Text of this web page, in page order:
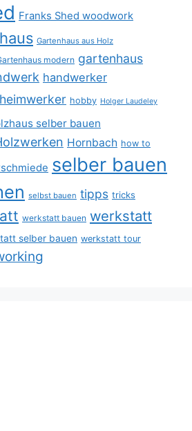
Franks Shed woodwork
Gartenhaus aus Holz
modern gartenhaus
handwerker
heimwerker hobby Holger Laudeley
selber bauen
Hornbach how to
selber bauen
selbst bauen tipps tricks
werkstatt bauen werkstatt
selber bauen werkstatt tour